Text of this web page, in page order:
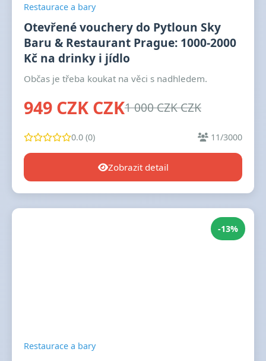
Restaurace a bary
Otevřené vouchery do Pytloun Sky
Baru & Restaurant Prague: 1000-2000
Kč na drinky i jídlo
Občas je třeba koukat na věci s nadhledem.
949 CZK CZK1 000 CZK CZK
0.0 (0) 11/3000
Zobrazit detail
-13%
Restaurace a bary